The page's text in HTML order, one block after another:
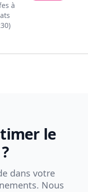
à
le
?
dans votre
Nous